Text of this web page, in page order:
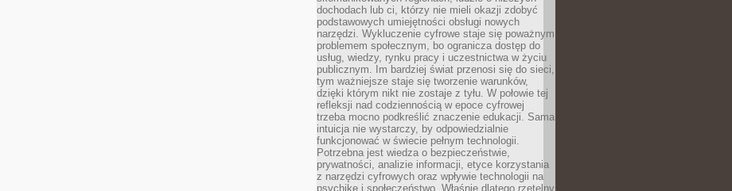
dochodach lub ci, którzy nie mieli okazji zdobyć
podstawowych umiejętności obsługi nowych
narzędzi. Wykluczenie cyfrowe staje się poważnym
problemem społecznym, bo ogranicza dostęp do
usług, wiedzy, rynku pracy i uczestnictwa w życiu
publicznym. Im bardziej świat przenosi się do sieci,
tym ważniejsze staje się tworzenie warunków,
dzięki którym nikt nie zostaje z tyłu. W połowie tej
refleksji nad codziennością w epoce cyfrowej
trzeba mocno podkreślić znaczenie edukacji. Sama
intuicja nie wystarczy, by odpowiedzialnie
funkcjonować w świecie pełnym technologii.
Potrzebna jest wiedza o bezpieczeństwie,
prywatności, analizie informacji, etyce korzystania
z narzędzi cyfrowych oraz wpływie technologii na
psychikę i społeczeństwo. Właśnie dlatego rzetelny